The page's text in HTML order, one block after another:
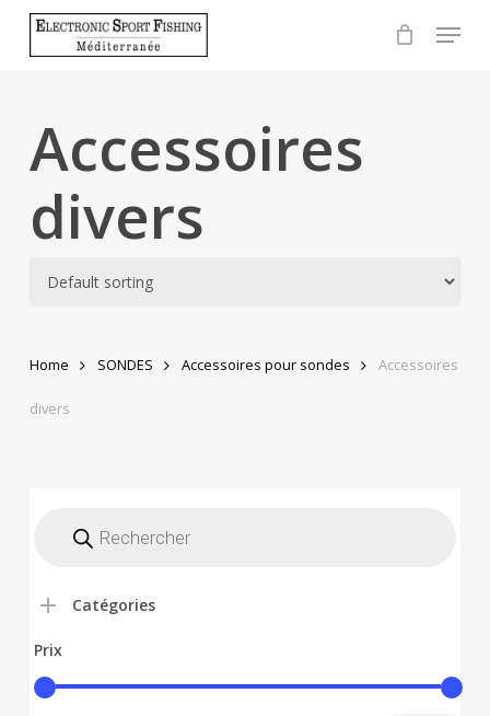
Menu
Accessoires
divers
Home SONDES Accessoires pour sondes Accessoires
divers
produits
Catégories
Prix